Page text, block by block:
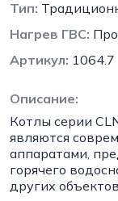
Тип:
Нагрев ГВС:
Артикул: 1064.7
Описание:
Котлы серии
являются
аппаратами,
горячего
других